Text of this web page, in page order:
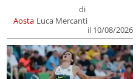
Aosta
di
Luca Mercanti
il 10/08/2026